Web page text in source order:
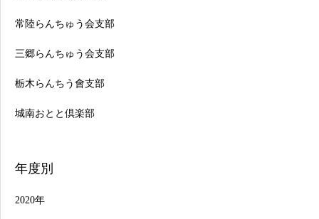
常陸らんちゅう会支部
三郷らんちゅう会支部
栃木らんちう會支部
城南おとと倶楽部
年度別
2020年